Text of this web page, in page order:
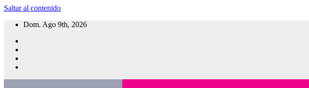
Saltar al contenido
Dom. Ago 9th, 2026